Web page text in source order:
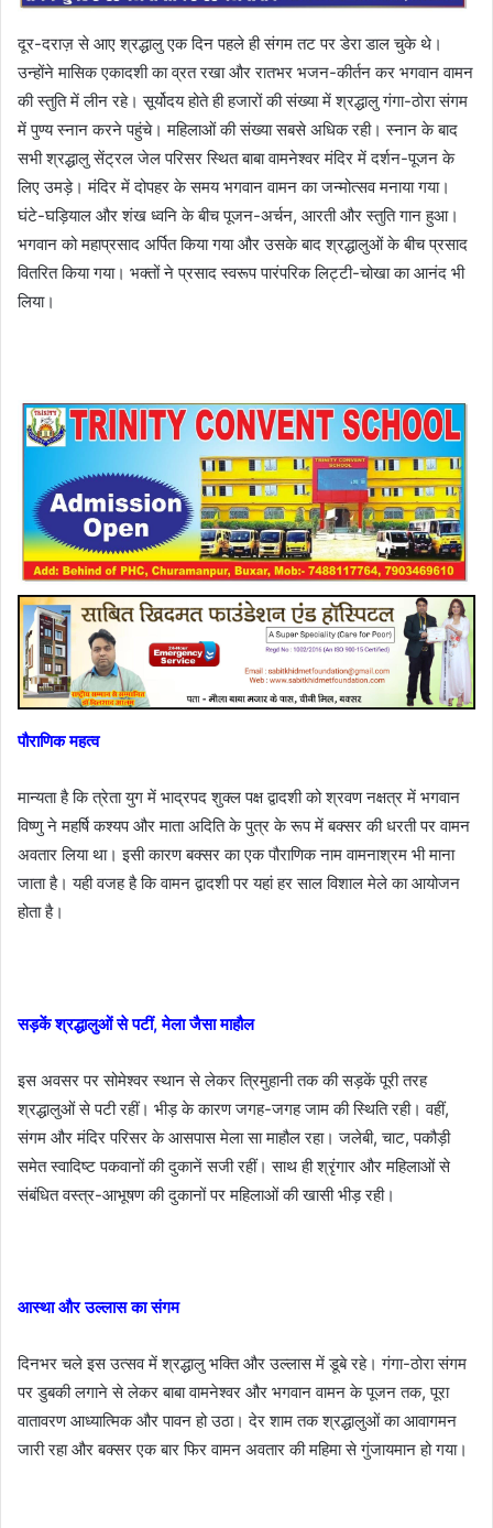
दूर-दराज़ से आए श्रद्धालु एक दिन पहले ही संगम तट पर डेरा डाल चुके थे।
उन्होंने मासिक एकादशी का व्रत रखा और रातभर भजन-कीर्तन कर भगवान वामन
की स्तुति में लीन रहे। सूर्योदय होते ही हजारों की संख्या में श्रद्धालु गंगा-ठोरा संगम
में पुण्य स्नान करने पहुंचे। महिलाओं की संख्या सबसे अधिक रही। स्नान के बाद
सभी श्रद्धालु सेंट्रल जेल परिसर स्थित बाबा वामनेश्वर मंदिर में दर्शन-पूजन के
लिए उमड़े। मंदिर में दोपहर के समय भगवान वामन का जन्मोत्सव मनाया गया।
घंटे-घड़ियाल और शंख ध्वनि के बीच पूजन-अर्चन, आरती और स्तुति गान हुआ।
भगवान को महाप्रसाद अर्पित किया गया और उसके बाद श्रद्धालुओं के बीच प्रसाद
वितरित किया गया। भक्तों ने प्रसाद स्वरूप पारंपरिक लिट्टी-चोखा का आनंद भी
लिया।
पौराणिक महत्व
मान्यता है कि त्रेता युग में भाद्रपद शुक्ल पक्ष द्वादशी को श्रवण नक्षत्र में भगवान
विष्णु ने महर्षि कश्यप और माता अदिति के पुत्र के रूप में बक्सर की धरती पर वामन
अवतार लिया था। इसी कारण बक्सर का एक पौराणिक नाम वामनाश्रम भी माना
जाता है। यही वजह है कि वामन द्वादशी पर यहां हर साल विशाल मेले का आयोजन
होता है।
सड़कें श्रद्धालुओं से पटीं, मेला जैसा माहौल
इस अवसर पर सोमेश्वर स्थान से लेकर त्रिमुहानी तक की सड़कें पूरी तरह
श्रद्धालुओं से पटी रहीं। भीड़ के कारण जगह-जगह जाम की स्थिति रही। वहीं,
संगम और मंदिर परिसर के आसपास मेला सा माहौल रहा। जलेबी, चाट, पकौड़ी
समेत स्वादिष्ट पकवानों की दुकानें सजी रहीं। साथ ही श्रृंगार और महिलाओं से
संबंधित वस्त्र-आभूषण की दुकानों पर महिलाओं की खासी भीड़ रही।
आस्था और उल्लास का संगम
दिनभर चले इस उत्सव में श्रद्धालु भक्ति और उल्लास में डूबे रहे। गंगा-ठोरा संगम
पर डुबकी लगाने से लेकर बाबा वामनेश्वर और भगवान वामन के पूजन तक, पूरा
वातावरण आध्यात्मिक और पावन हो उठा। देर शाम तक श्रद्धालुओं का आवागमन
जारी रहा और बक्सर एक बार फिर वामन अवतार की महिमा से गुंजायमान हो गया।